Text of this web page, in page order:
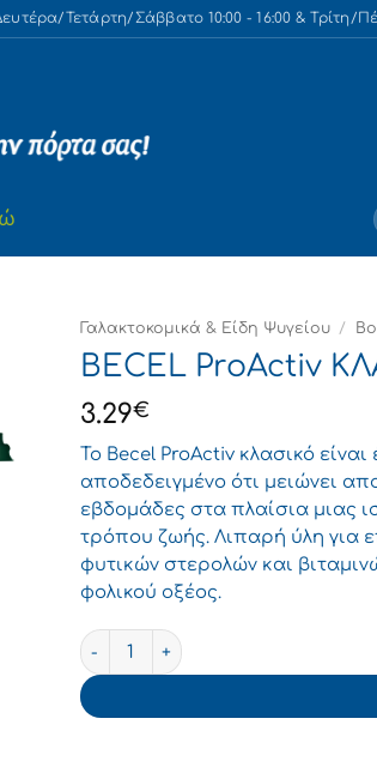
Τετάρτη/Σάββατο 10:00 - 16:00 & Τρίτη/
Γαλακτοκομικά & Είδη Ψυγείου /
BECEL ProActiv
3.29€
Το Becel ProActiv κλασικό
αποδεδειγμένο ότι μειώνει
εβδομάδες στα πλαίσια μιας
τρόπου ζωής. Λιπαρή ύλη για
φυτικών στερολών και
φολικού οξέος.
BECEL ProActiv ΚΛΑΣΙΚΟ